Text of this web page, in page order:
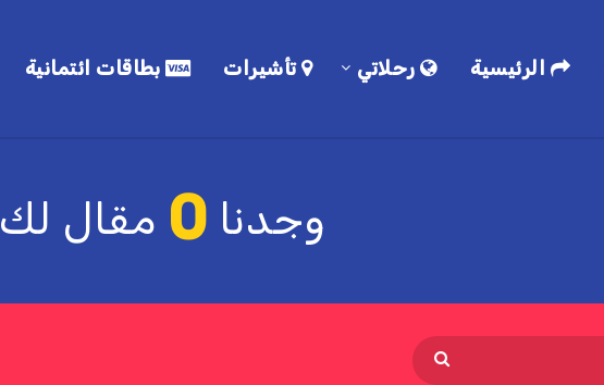
الرئيسية رحلاتي تأشيرات بطاقات ائتمانية
وجدنا 0 مقال لك